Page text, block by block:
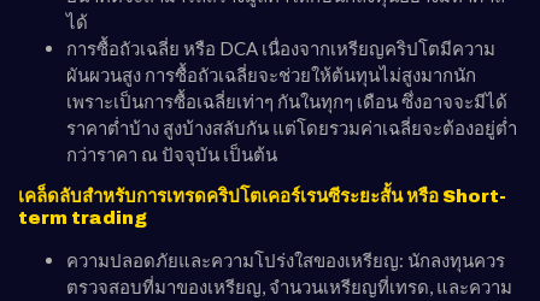
ได้
การซื้อถัวเฉลี่ย หรือ DCA เนื่องจากเหรียญคริปโตมีความ
ผันผวนสูง การซื้อถัวเฉลี่ยจะช่วยให้ต้นทุนไม่สูงมากนัก
เพราะเป็นการซื้อเฉลี่ยเท่าๆ กันในทุกๆ เดือน ซึ่งอาจจะมีได้
ราคาต่ำบ้าง สูงบ้างสลับกัน แต่โดยรวมค่าเฉลี่ยจะต้องอยู่ต่ำ
กว่าราคา ณ ปัจจุบัน เป็นต้น
เคล็ดลับสำหรับการเทรดคริปโตเคอร์เรนซีระยะสั้น หรือ Short-
term trading
ความปลอดภัยและความโปร่งใสของเหรียญ: นักลงทุนควร
ตรวจสอบที่มาของเหรียญ, จำนวนเหรียญที่เทรด, และความ